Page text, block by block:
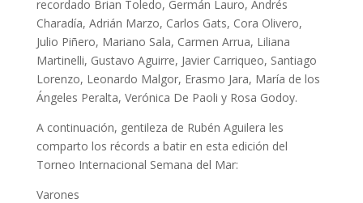
recordado Brian Toledo, Germán Lauro, Andrés
Charadía, Adrián Marzo, Carlos Gats, Cora Olivero,
Julio Piñero, Mariano Sala, Carmen Arrua, Liliana
Martinelli, Gustavo Aguirre, Javier Carriqueo, Santiago
Lorenzo, Leonardo Malgor, Erasmo Jara, María de los
Ángeles Peralta, Verónica De Paoli y Rosa Godoy.
A continuación, gentileza de Rubén Aguilera les
comparto los récords a batir en esta edición del
Torneo Internacional Semana del Mar:
Varones